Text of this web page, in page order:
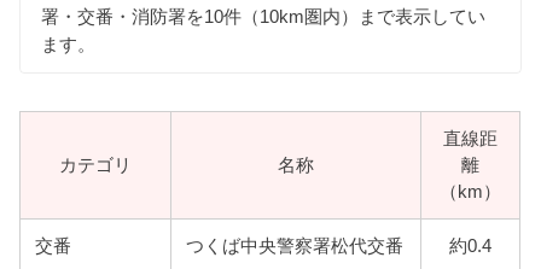
署・交番・消防署を10件（10km圏内）まで表示してい
ます。
カテゴリ 名称
直線距
離
（km）
交番 つくば中央警察署松代交番 約0.4